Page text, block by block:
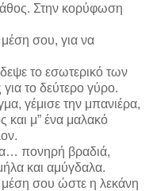
Στην κορύφωση
σου, για να
το εσωτερικό των
το δεύτερο γύρο.
γέμισε την μπανιέρα,
και μ” ένα μαλακό
πονηρή βραδιά,
και αμύγδαλα.
μέση σου ώστε η λεκάνη